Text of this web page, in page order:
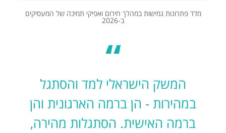
מדד פתרונות גמישות במהלך חירום ואפיקי תמיכה של המעסיקים
ב-2026
“
המשק הישראלי למד והסתגל
במהירות - הן ברמה הארגונית והן
ברמה האישית. הסתגלות מהירה,